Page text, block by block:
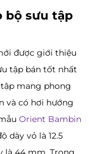
bộ sưu tập
được giới thiệu
tập bán tốt nhất
mang phong
và có hơi hướng
Orient Bambin
dày vỏ là 12.5